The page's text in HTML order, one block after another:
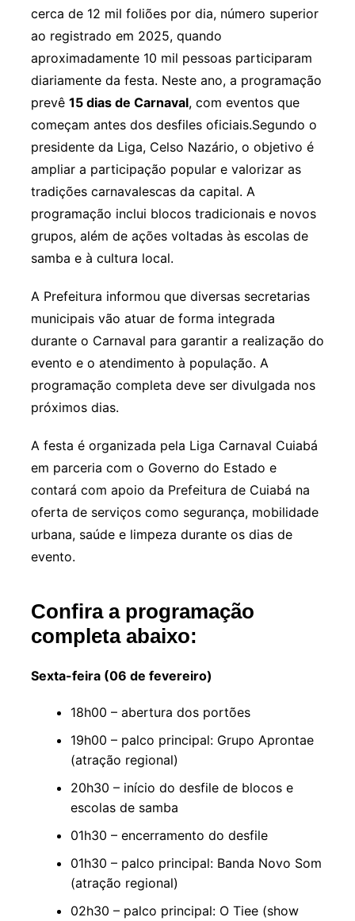
cerca de 12 mil foliões por dia, número superior
ao registrado em 2025, quando
aproximadamente 10 mil pessoas participaram
diariamente da festa. Neste ano, a programação
prevê 15 dias de Carnaval, com eventos que
começam antes dos desfiles oficiais.Segundo o
presidente da Liga, Celso Nazário, o objetivo é
ampliar a participação popular e valorizar as
tradições carnavalescas da capital. A
programação inclui blocos tradicionais e novos
grupos, além de ações voltadas às escolas de
samba e à cultura local.
A Prefeitura informou que diversas secretarias
municipais vão atuar de forma integrada
durante o Carnaval para garantir a realização do
evento e o atendimento à população. A
programação completa deve ser divulgada nos
próximos dias.
A festa é organizada pela Liga Carnaval Cuiabá
em parceria com o Governo do Estado e
contará com apoio da Prefeitura de Cuiabá na
oferta de serviços como segurança, mobilidade
urbana, saúde e limpeza durante os dias de
evento.
Confira a programação
completa abaixo:
Sexta-feira (06 de fevereiro)
18h00 – abertura dos portões
19h00 – palco principal: Grupo Aprontae
(atração regional)
20h30 – início do desfile de blocos e
escolas de samba
01h30 – encerramento do desfile
01h30 – palco principal: Banda Novo Som
(atração regional)
02h30 – palco principal: O Tiee (show